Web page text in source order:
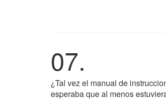
07.
¿Tal vez el manual de
esperaba que al menos